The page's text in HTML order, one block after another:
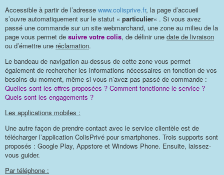
Accessible à partir de l’adresse www.colisprive.fr, la page d’accueil
s’ouvre automatiquement sur le statut « particulier« . Si vous avez
passé une commande sur un site webmarchand, une zone au milieu de la
page vous permet de suivre votre colis, de définir une date de livraison
ou d’émettre une réclamation.
Le bandeau de navigation au-dessus de cette zone vous permet
également de rechercher les informations nécessaires en fonction de vos
besoins du moment, même si vous n’avez pas passé de commande :
Quelles sont les offres proposées ? Comment fonctionne le service ?
Quels sont les engagements ?
Les applications mobiles :
Une autre façon de prendre contact avec le service clientèle est de
télécharger l’application ColisPrivé pour smartphones. Trois supports sont
proposés : Google Play, Appstore et Windows Phone. Ensuite, laissez-
vous guider.
Par téléphone :